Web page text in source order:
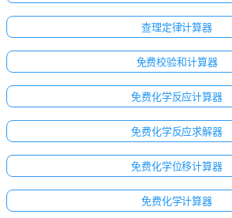
查理定律计算器
免费校验和计算器
免费化学反应计算器
免费化学反应求解器
免费化学位移计算器
免费化学计算器